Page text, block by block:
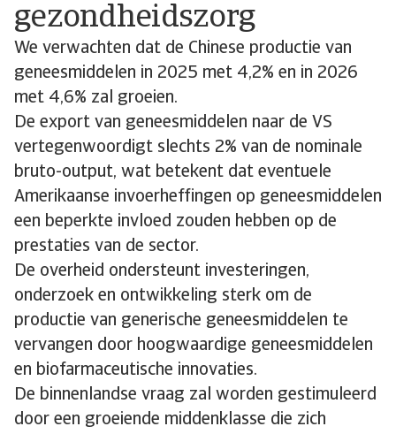
gezondheidszorg
We verwachten dat de Chinese productie van
geneesmiddelen in 2025 met 4,2% en in 2026
met 4,6% zal groeien.
De export van geneesmiddelen naar de VS
vertegenwoordigt slechts 2% van de nominale
bruto-output, wat betekent dat eventuele
Amerikaanse invoerheffingen op geneesmiddelen
een beperkte invloed zouden hebben op de
prestaties van de sector.
De overheid ondersteunt investeringen,
onderzoek en ontwikkeling sterk om de
productie van generische geneesmiddelen te
vervangen door hoogwaardige geneesmiddelen
en biofarmaceutische innovaties.
De binnenlandse vraag zal worden gestimuleerd
door een groeiende middenklasse die zich